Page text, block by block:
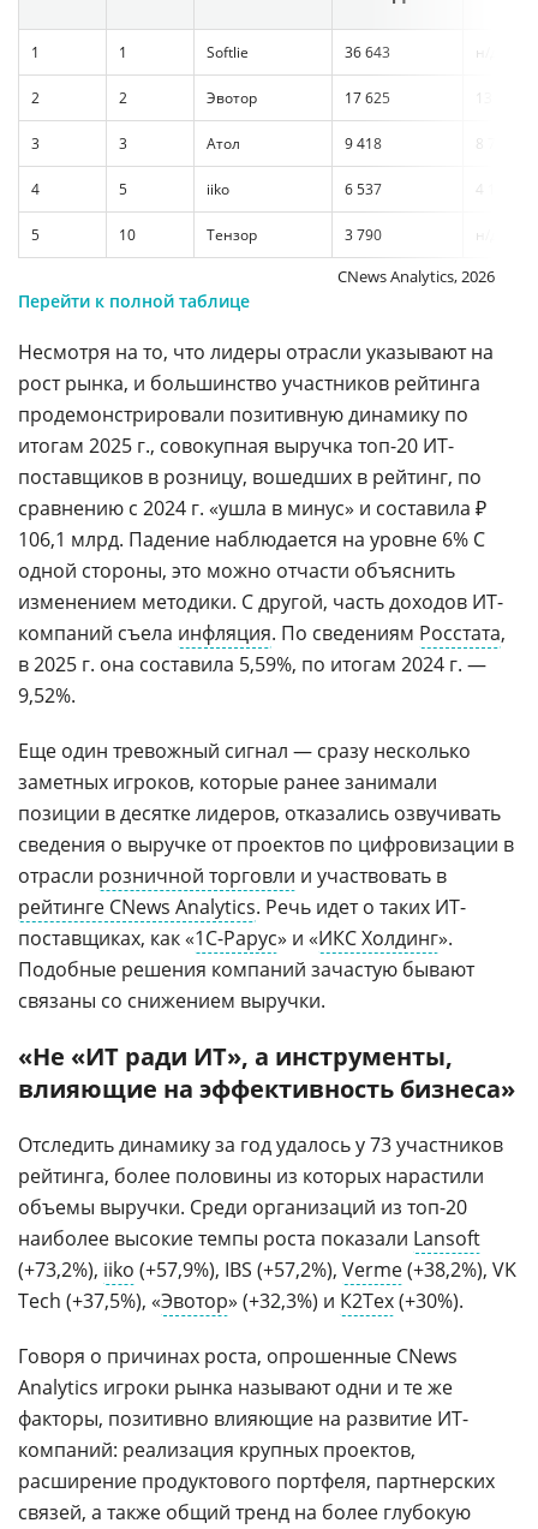
1 1 Softlie 36 643 н/д
2 2 Эвотор 17 625 13 323
3 3 Атол 9 418 8 793
4 5 iiko 6 537 4 139
5 10 Тензор 3 790 н/д
CNews Analytics, 2026
Перейти к полной таблице
Несмотря на то, что лидеры отрасли указывают на
рост рынка, и большинство участников рейтинга
продемонстрировали позитивную динамику по
итогам 2025 г., совокупная выручка топ-20 ИТ-
поставщиков в розницу, вошедших в рейтинг, по
сравнению с 2024 г. «ушла в минус» и составила ₽
106,1 млрд. Падение наблюдается на уровне 6% С
одной стороны, это можно отчасти объяснить
изменением методики. С другой, часть доходов ИТ-
компаний съела инфляция. По сведениям Росстата,
в 2025 г. она составила 5,59%, по итогам 2024 г. —
9,52%.
Еще один тревожный сигнал — сразу несколько
заметных игроков, которые ранее занимали
позиции в десятке лидеров, отказались озвучивать
сведения о выручке от проектов по цифровизации в
отрасли розничной торговли и участвовать в
рейтинге CNews Analytics. Речь идет о таких ИТ-
поставщиках, как «1С-Рарус» и «ИКС Холдинг».
Подобные решения компаний зачастую бывают
связаны со снижением выручки.
«Не «ИТ ради ИТ», а инструменты,
влияющие на эффективность бизнеса»
Отследить динамику за год удалось у 73 участников
рейтинга, более половины из которых нарастили
объемы выручки. Среди организаций из топ-20
наиболее высокие темпы роста показали Lansoft
(+73,2%), iiko (+57,9%), IBS (+57,2%), Verme(+38,2%), VK
Tech (+37,5%), «Эвотор» (+32,3%) и К2Тех(+30%).
Говоря о причинах роста, опрошенные CNews
Analytics игроки рынка называют одни и те же
факторы, позитивно влияющие на развитие ИТ-
компаний: реализация крупных проектов,
расширение продуктового портфеля, партнерских
связей, а также общий тренд на более глубокую